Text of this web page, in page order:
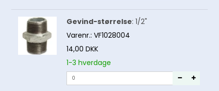
Gevind-størrelse: 1/2"
Varenr.: VF1028004
14,00 DKK
1-3 hverdage